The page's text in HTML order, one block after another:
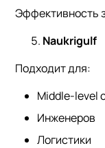
Эффективность
Naukrigulf
Подходит для:
Middle-level
Инженеров
Логистики